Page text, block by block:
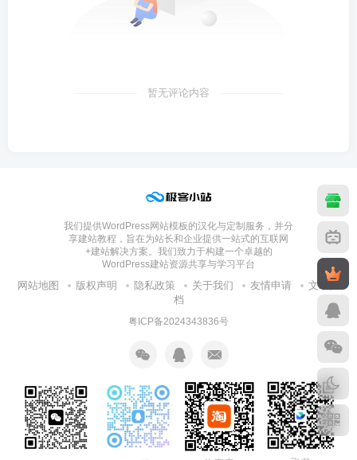
暂无评论内容
我们提供WordPress网站模板的汉化与定制服务，并分
享建站教程，旨在为站长和企业提供一站式的互联网
+建站解决方案。我们致力于构建一个卓越的
WordPress建站资源共享与学习平台
网站地图 版权声明 隐私政策 关于我们 友情申请
文章归
档
粤ICP备2024343836号